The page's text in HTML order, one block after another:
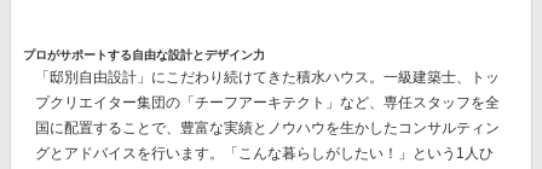
プロがサポートする自由な設計とデザイン力
「邸別自由設計」 にこだわり続けてきた積水ハウス。一級建築士、トッ
プクリエイター集団の 「チーフアーキテクト」 など、専任スタッフを全
国に配置することで、豊富な実績とノウハウを生かしたコンサルティン
グとアドバイスを行います。「こんな暮らしがしたい！」という1人ひ